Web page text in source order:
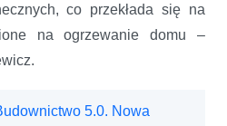
co przekłada się na
na ogrzewanie domu –
5.0. Nowa